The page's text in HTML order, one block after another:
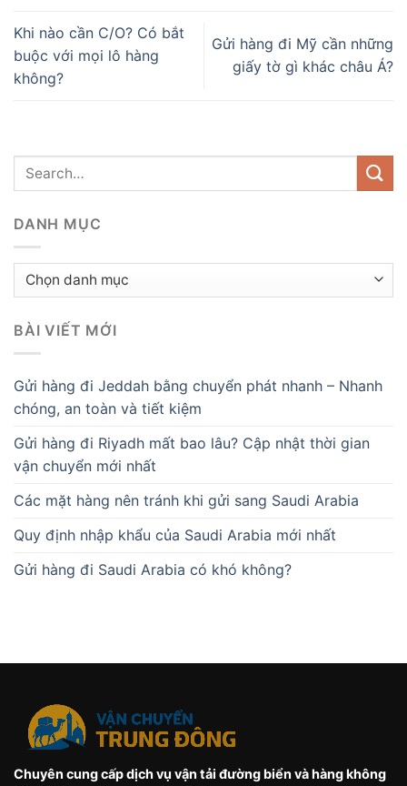
Khi nào cần C/O? Có bắt
buộc với mọi lô hàng
không?
Gửi hàng đi Mỹ cần những
giấy tờ gì khác châu Á?
DANH MỤC
Danh
mục
BÀI VIẾT MỚI
Gửi hàng đi Jeddah bằng chuyển phát nhanh – Nhanh
chóng, an toàn và tiết kiệm
Gửi hàng đi Riyadh mất bao lâu? Cập nhật thời gian
vận chuyển mới nhất
Các mặt hàng nên tránh khi gửi sang Saudi Arabia
Quy định nhập khẩu của Saudi Arabia mới nhất
Gửi hàng đi Saudi Arabia có khó không?
Chuyên cung cấp dịch vụ vận tải đường biển và hàng không